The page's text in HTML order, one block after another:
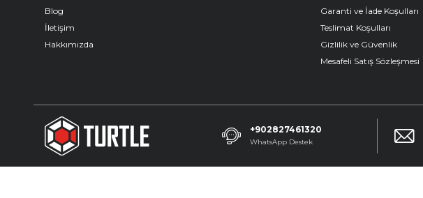
Blog
İletişim
Hakkımızda
Garanti ve İade Koşulları
Teslimat Koşulları
Gizlilik ve Güvenlik
Mesafeli Satış Sözleşmesi
+902827461320
WhatsApp Destek